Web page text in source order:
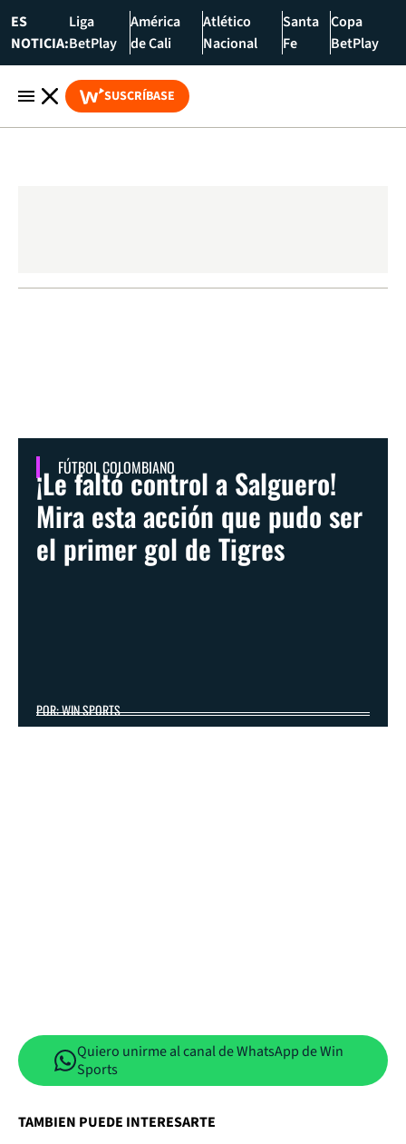
ES
NOTICIA:
Liga
BetPlay
América
de Cali
Atlético
Nacional
Santa
Fe
Copa
BetPlay
SUSCRÍBASE
FÚTBOL COLOMBIANO
¡Le faltó control a Salguero!
Mira esta acción que pudo ser
el primer gol de Tigres
POR: WIN SPORTS
Quiero unirme al canal de WhatsApp de Win
Sports
TAMBIEN PUEDE INTERESARTE